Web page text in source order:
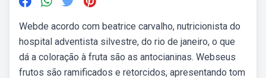
Webde acordo com beatrice carvalho, nutricionista do
hospital adventista silvestre, do rio de janeiro, o que
dá a coloração à fruta são as antocianinas. Webseus
frutos são ramificados e retorcidos, apresentando tom